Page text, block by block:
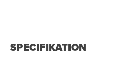
SPECIFIKATION